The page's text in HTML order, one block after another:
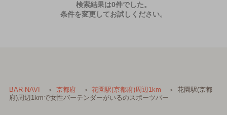
検索結果は0件でした。
条件を変更してお試しください。
BAR-NAVI 京都府 花園駅(京都府)周辺1km
花園駅(京都
府)周辺1kmで女性バーテンダーがいるのスポーツバー